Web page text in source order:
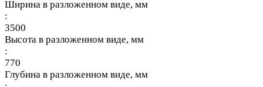
Ширина в разложенном виде, мм
:
3500
Высота в разложенном виде, мм
:
770
Глубина в разложенном виде, мм